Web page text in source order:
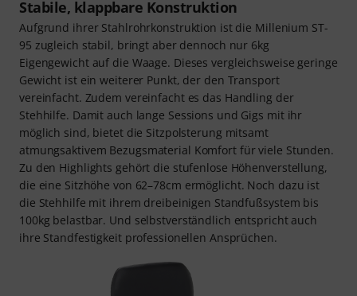
Stabile, klappbare Konstruktion
Aufgrund ihrer Stahlrohrkonstruktion ist die Millenium ST-
95 zugleich stabil, bringt aber dennoch nur 6kg
Eigengewicht auf die Waage. Dieses vergleichsweise geringe
Gewicht ist ein weiterer Punkt, der den Transport
vereinfacht. Zudem vereinfacht es das Handling der
Stehhilfe. Damit auch lange Sessions und Gigs mit ihr
möglich sind, bietet die Sitzpolsterung mitsamt
atmungsaktivem Bezugsmaterial Komfort für viele Stunden.
Zu den Highlights gehört die stufenlose Höhenverstellung,
die eine Sitzhöhe von 62–78cm ermöglicht. Noch dazu ist
die Stehhilfe mit ihrem dreibeinigen Standfußsystem bis
100kg belastbar. Und selbstverständlich entspricht auch
ihre Standfestigkeit professionellen Ansprüchen.